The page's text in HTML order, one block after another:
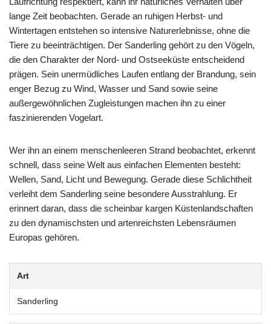
lange Zeit beobachten. Gerade an ruhigen Herbst- und
Wintertagen entstehen so intensive Naturerlebnisse, ohne die
Tiere zu beeinträchtigen. Der Sanderling gehört zu den Vögeln,
die den Charakter der Nord- und Ostseeküste entscheidend
prägen. Sein unermüdliches Laufen entlang der Brandung, sein
enger Bezug zu Wind, Wasser und Sand sowie seine
außergewöhnlichen Zugleistungen machen ihn zu einer
faszinierenden Vogelart.
Wer ihn an einem menschenleeren Strand beobachtet, erkennt
schnell, dass seine Welt aus einfachen Elementen besteht:
Wellen, Sand, Licht und Bewegung. Gerade diese Schlichtheit
verleiht dem Sanderling seine besondere Ausstrahlung. Er
erinnert daran, dass die scheinbar kargen Küstenlandschaften
zu den dynamischsten und artenreichsten Lebensräumen
Europas gehören.
Art
Sanderling